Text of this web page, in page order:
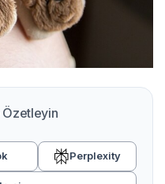
Özetleyin
Perplexity